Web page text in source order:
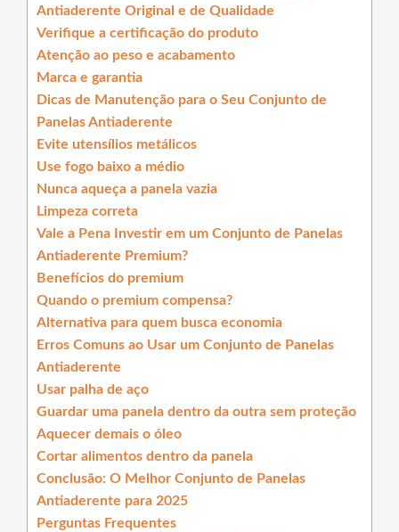
Antiaderente Original e de Qualidade
Verifique a certificação do produto
Atenção ao peso e acabamento
Marca e garantia
Dicas de Manutenção para o Seu Conjunto de
Panelas Antiaderente
Evite utensílios metálicos
Use fogo baixo a médio
Nunca aqueça a panela vazia
Limpeza correta
Vale a Pena Investir em um Conjunto de Panelas
Antiaderente Premium?
Benefícios do premium
Quando o premium compensa?
Alternativa para quem busca economia
Erros Comuns ao Usar um Conjunto de Panelas
Antiaderente
Usar palha de aço
Guardar uma panela dentro da outra sem proteção
Aquecer demais o óleo
Cortar alimentos dentro da panela
Conclusão: O Melhor Conjunto de Panelas
Antiaderente para 2025
Perguntas Frequentes